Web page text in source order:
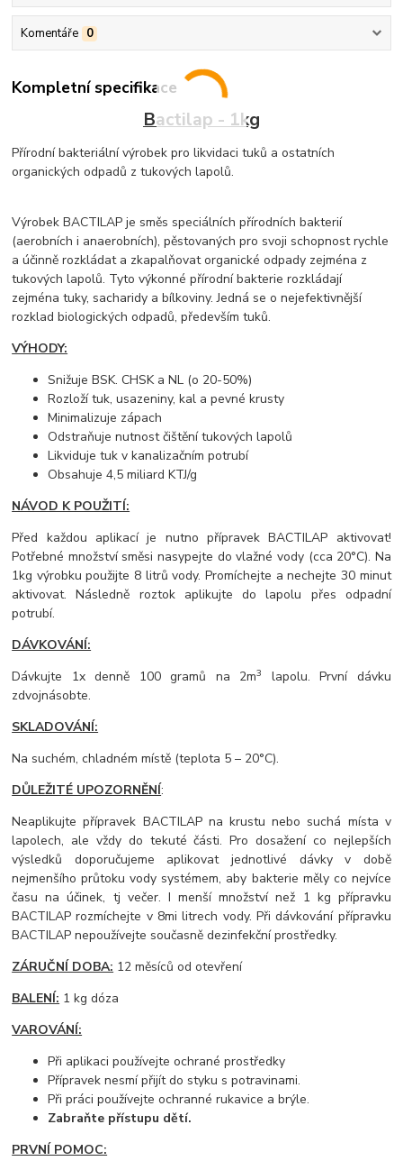
Komentáře 0
Kompletní specifikace
Bactilap - 1kg
Přírodní bakteriální výrobek pro likvidaci tuků a ostatních
organických odpadů z tukových lapolů.
Výrobek BACTILAP je směs speciálních přírodních bakterií
(aerobních i anaerobních), pěstovaných pro svoji schopnost rychle
a účinně rozkládat a zkapalňovat organické odpady zejména z
tukových lapolů. Tyto výkonné přírodní bakterie rozkládají
zejména tuky, sacharidy a bílkoviny. Jedná se o nejefektivnější
rozklad biologických odpadů, především tuků.
VÝHODY:
Snižuje BSK. CHSK a NL (o 20-50%)
Rozloží tuk, usazeniny, kal a pevné krusty
Minimalizuje zápach
Odstraňuje nutnost čištění tukových lapolů
Likviduje tuk v kanalizačním potrubí
Obsahuje 4,5 miliard KTJ/g
NÁVOD K POUŽITÍ:
Před každou aplikací je nutno přípravek BACTILAP aktivovat!
Potřebné množství směsi nasypejte do vlažné vody (cca 20°C). Na
1kg výrobku použijte 8 litrů vody. Promíchejte a nechejte 30 minut
aktivovat. Následně roztok aplikujte do lapolu přes odpadní
potrubí.
DÁVKOVÁNÍ:
Dávkujte 1x denně 100 gramů na 2m3
lapolu. První dávku
zdvojnásobte.
SKLADOVÁNÍ:
Na suchém, chladném místě (teplota 5 – 20°C).
DŮLEŽITÉ UPOZORNĚNÍ:
Neaplikujte přípravek BACTILAP na krustu nebo suchá místa v
lapolech, ale vždy do tekuté části. Pro dosažení co nejlepších
výsledků doporučujeme aplikovat jednotlivé dávky v době
nejmenšího průtoku vody systémem, aby bakterie měly co nejvíce
času na účinek, tj večer. I menší množství než 1 kg přípravku
BACTILAP rozmíchejte v 8mi litrech vody. Při dávkování přípravku
BACTILAP nepoužívejte současně dezinfekční prostředky.
ZÁRUČNÍ DOBA: 12 měsíců od otevření
BALENÍ: 1 kg dóza
VAROVÁNÍ:
Při aplikaci používejte ochrané prostředky
Přípravek nesmí přijít do styku s potravinami.
Při práci používejte ochranné rukavice a brýle.
Zabraňte přístupu dětí.
PRVNÍ POMOC: